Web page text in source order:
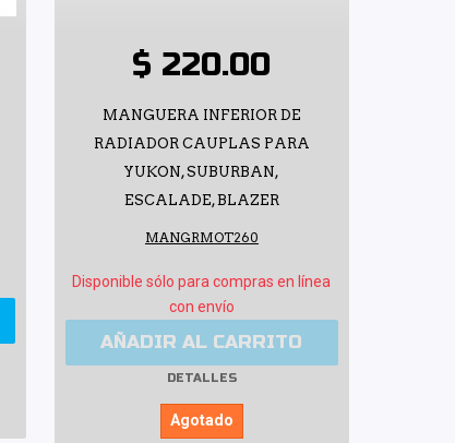
$ 220.00
MANGUERA INFERIOR DE
RADIADOR CAUPLAS PARA
YUKON, SUBURBAN,
ESCALADE, BLAZER
MANGRMOT260
Disponible sólo para compras en línea
con envío
AÑADIR AL CARRITO
DETALLES
Agotado